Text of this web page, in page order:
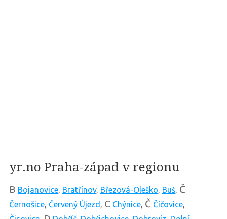
yr.no Praha-západ v regionu
B Bojanovice, Bratřínov, Březová-Oleško, Buš, Č
Černošice, Červený Újezd , C Chýnice, Č Číčovice,